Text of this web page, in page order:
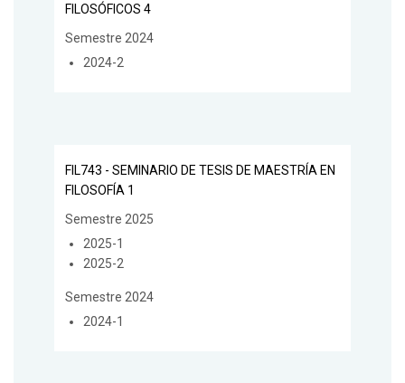
FILOSÓFICOS 4
Semestre 2024
2024-2
FIL743 - SEMINARIO DE TESIS DE MAESTRÍA EN
FILOSOFÍA 1
Semestre 2025
2025-1
2025-2
Semestre 2024
2024-1